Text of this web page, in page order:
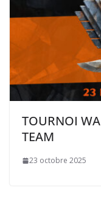
TOURNOI
TEAM
23 octobre 2025